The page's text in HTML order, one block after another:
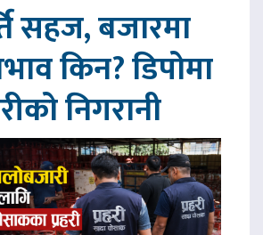
सहज, बजारमा
किन? डिपोमा
निगरानी